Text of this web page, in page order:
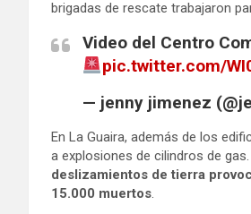
brigadas de rescate trabajaron
Video del Centro
pic.twitter.com/
— jenny jimenez
En La Guaira, además de los
a explosiones de cilindros de
deslizamientos de tierra
15.000 muertos.